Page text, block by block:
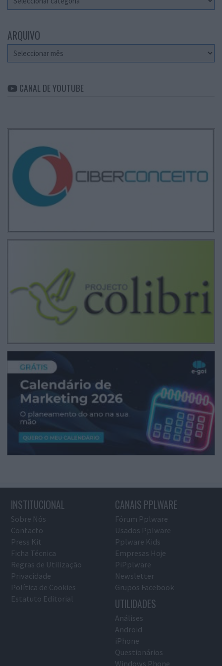
ARQUIVO
Arquivo
CANAL DE YOUTUBE
INSTITUCIONAL
Sobre Nós
Contacto
Press Kit
Ficha Técnica
Regras de Utilização
Privacidade
Política de Cookies
Estatuto Editorial
CANAIS PPLWARE
Fórum Pplware
Usados Pplware
Pplware Kids
Empresas Hoje
PiPplware
Newsletter
Grupos Facebook
UTILIDADES
Análises
Android
iPhone
Questionários
Windows Phone